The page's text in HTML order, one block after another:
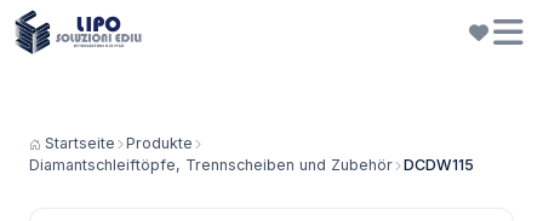
Startseite
Produkte
Diamantschleiftöpfe, Trennscheiben und Zubehör DCDW115